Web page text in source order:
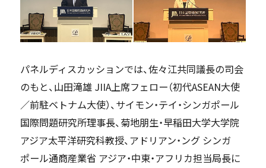
パネルディスカッションでは、佐々江共同議長の司会
のもと、山田滝雄 JIIA上席フェロー（初代ASEAN大使
／前駐ベトナム大使）、サイモン・テイ・シンガポール
国際問題研究所理事長、菊地朋生・早稲田大学大学院
アジア太平洋研究科教授、アドリアン・ング シンガ
ポール通商産業省 アジア・中東・アフリカ担当局長に